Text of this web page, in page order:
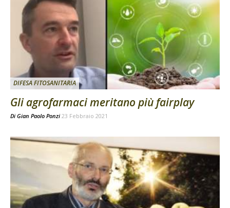
DIFESA FITOSANITARIA
Gli agrofarmaci meritano più fairplay
Di Gian Paolo Ponzi 23 Febbraio 2021